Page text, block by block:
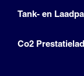
Tank- en
Co2